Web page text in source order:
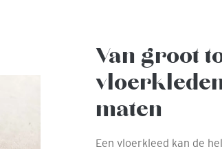
Van groot
maten
Een vloerkleed kan de